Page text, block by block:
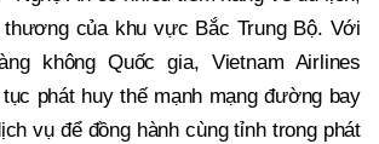
của khu vực Bắc Trung Bộ. Với
không Quốc gia, Vietnam Airlines
phát huy thế mạnh mạng đường bay
vụ để đồng hành cùng tỉnh trong phát